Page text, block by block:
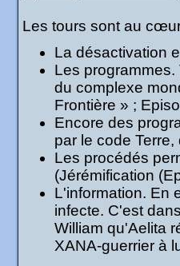
Les tours sont au
La désactivation
Les
du complexe
Frontière » ;
Encore des
par le code
Les procédés
(Jérémification
L'information. En
infecte. C'est
William qu'Aelita
XANA-guerrier à